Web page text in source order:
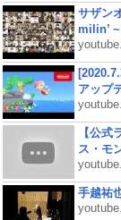
サザン
milin’
アップ
【公式
ス・モ
手越祐